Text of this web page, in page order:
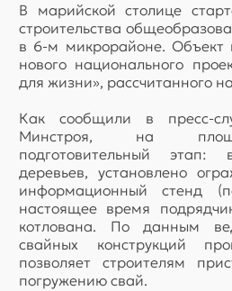
В марийской столице
строительства
в 6-м микрорайоне. Объект
нового национального
для жизни», рассчитанного
Как сообщили в пресс-
Минстроя, на
подготовительный этап:
деревьев, установлено
информационный стенд
настоящее время
котлована. По данным
свайных конструкций
позволяет строителям
погружению свай.